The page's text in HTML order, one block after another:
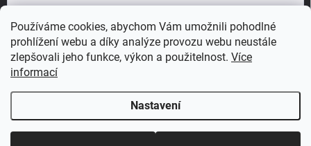
Používáme cookies, abychom Vám umožnili pohodlné
prohlížení webu a díky analýze provozu webu neustále
zlepšovali jeho funkce, výkon a použitelnost. Více
informací
Nastavení
Vložením e-mailu souhlasíte spodmínkami ochrany osobních údajů
Přihlásit se
Copyright 2026Dronárna - Eshop. Všechna práva vyhrazena.Upravit